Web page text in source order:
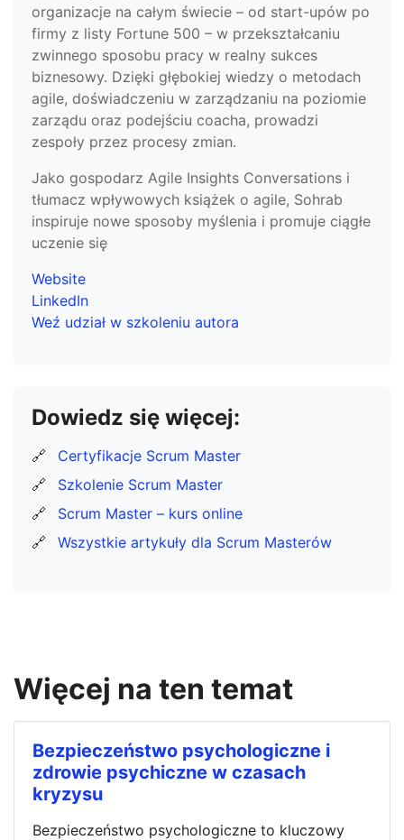
organizacje na całym świecie – od start-upów po
firmy z listy Fortune 500 – w przekształcaniu
zwinnego sposobu pracy w realny sukces
biznesowy. Dzięki głębokiej wiedzy o metodach
agile, doświadczeniu w zarządzaniu na poziomie
zarządu oraz podejściu coacha, prowadzi
zespoły przez procesy zmian.
Jako gospodarz Agile Insights Conversations i
tłumacz wpływowych książek o agile, Sohrab
inspiruje nowe sposoby myślenia i promuje ciągłe
uczenie się
Website
LinkedIn
Weź udział w szkoleniu autora
Dowiedz się więcej:
🔗
Certyfikacje Scrum Master
🔗
Szkolenie Scrum Master
🔗
Scrum Master – kurs online
🔗
Wszystkie artykuły dla Scrum Masterów
Więcej na ten temat
Bezpieczeństwo psychologiczne i
zdrowie psychiczne w czasach
kryzysu
Bezpieczeństwo psychologiczne to kluczowy